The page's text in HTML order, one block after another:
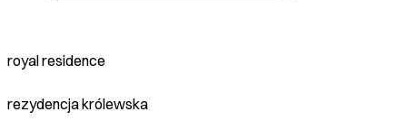
royal residence
rezydencja królewska